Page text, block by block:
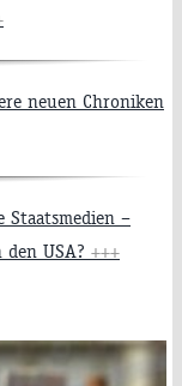
neuen Chroniken
Staatsmedien –
USA? +++